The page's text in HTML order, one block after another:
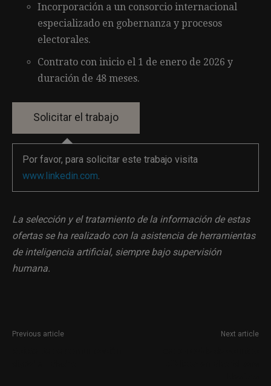
Incorporación a un consorcio internacional
especializado en gobernanza y procesos
electorales.
Contrato con inicio el 1 de enero de 2026 y
duración de 48 meses.
Por favor, para solicitar este trabajo visita
www.linkedin.com.
La selección y el tratamiento de la información de estas
ofertas se ha realizado con la asistencia de herramientas
de inteligencia artificial, siempre bajo supervisión
humana.
Previous article Next article